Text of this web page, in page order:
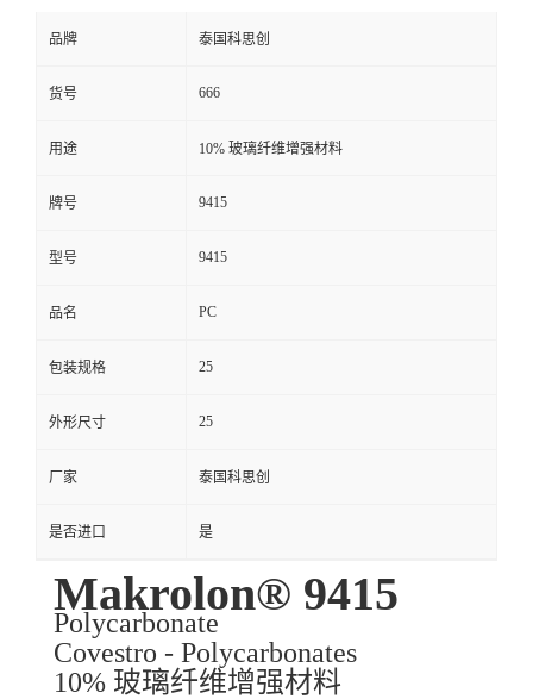
品牌 泰国科思创
货号 666
用途 10% 玻璃纤维增强材料
牌号 9415
型号 9415
品名 PC
包装规格 25
外形尺寸 25
厂家 泰国科思创
是否进口 是
Makrolon® 9415
Polycarbonate
Covestro - Polycarbonates
10% 玻璃纤维增强材料